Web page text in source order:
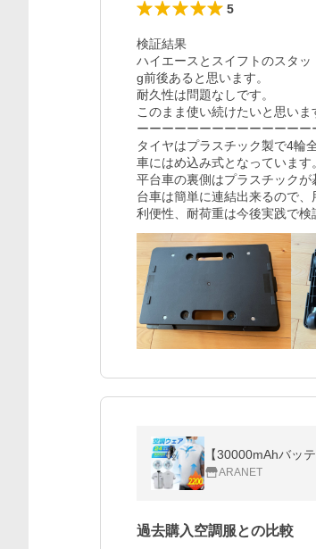
5
検証結果
ハイエースとスイフトのスタ
g前後あると思います。
耐久性は問題なしです。
このまま使い続けたいと思いま
ーーーーーーーーーーーーーー
タイヤはプラスチック製で4輪
車にはめ込み式となっています。
平台車の裏側はプラスチックが
台車は簡単に連結出来るので、
利便性、耐荷重は今後実践で検
ARANET
過去購入空調服との比較